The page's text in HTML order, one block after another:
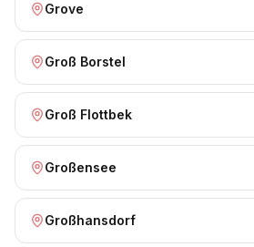
Grove
Groß Borstel
Groß Flottbek
Großensee
Großhansdorf